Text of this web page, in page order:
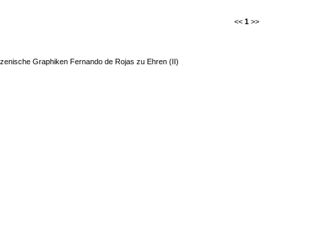
<< 1 >>
Graphiken Fernando de Rojas zu Ehren (II)